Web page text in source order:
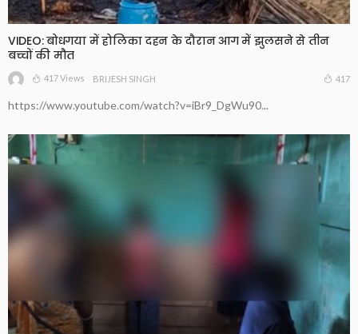
VIDEO: बोधगया में होलिका दहन के दौरान आग में झुलसने से तीन
बच्चों की मौत
417 Views BRIJESH SINGH 417
https://www.youtube.com/watch?v=iBr9_DgWu90...